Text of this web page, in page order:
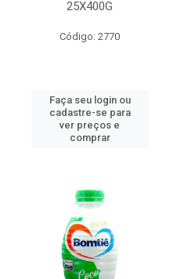
25X400G
Código: 2770
Faça seu login ou
cadastre-se para
ver preços e
comprar